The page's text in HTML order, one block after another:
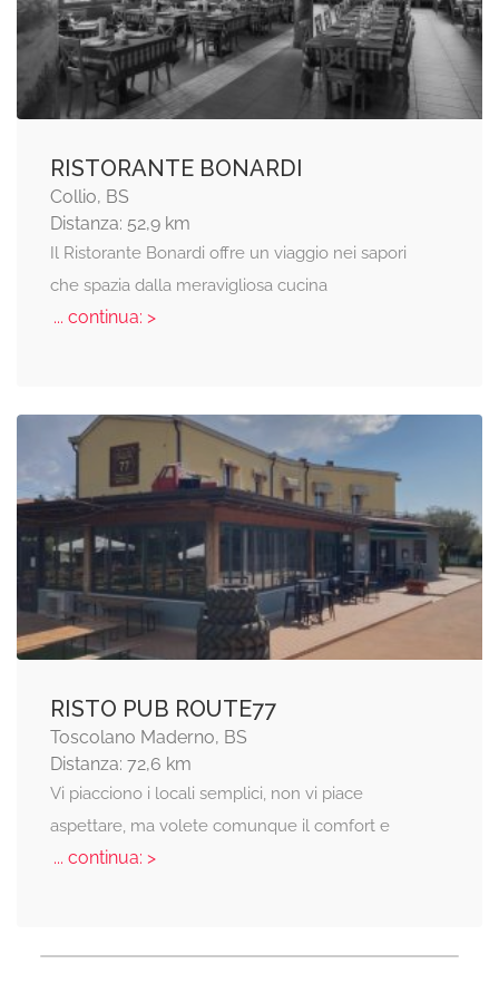
RISTORANTE BONARDI
Collio, BS
Distanza: 52,9 km
Il Ristorante Bonardi offre un viaggio nei sapori
che spazia dalla meravigliosa cucina
... continua: >
RISTO PUB ROUTE77
Toscolano Maderno, BS
Distanza: 72,6 km
Vi piacciono i locali semplici, non vi piace
aspettare, ma volete comunque il comfort e
... continua: >